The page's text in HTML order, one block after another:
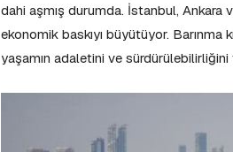
dahi aşmış durumda. İstanbul,
ekonomik baskıyı büyütüyor.
yaşamın adaletini ve